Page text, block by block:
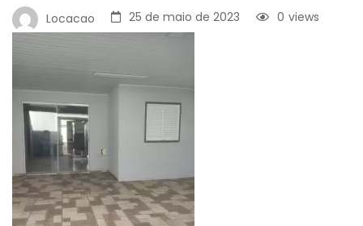
Locacao 25 de maio de 2023 views
0